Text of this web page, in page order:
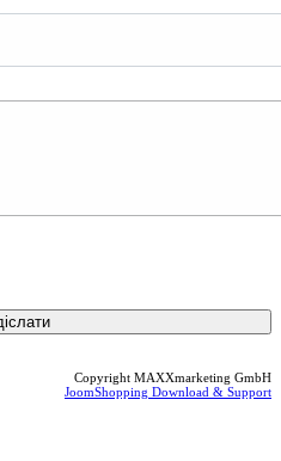
Copyright MAXXmarketing GmbH
JoomShopping Download & Support